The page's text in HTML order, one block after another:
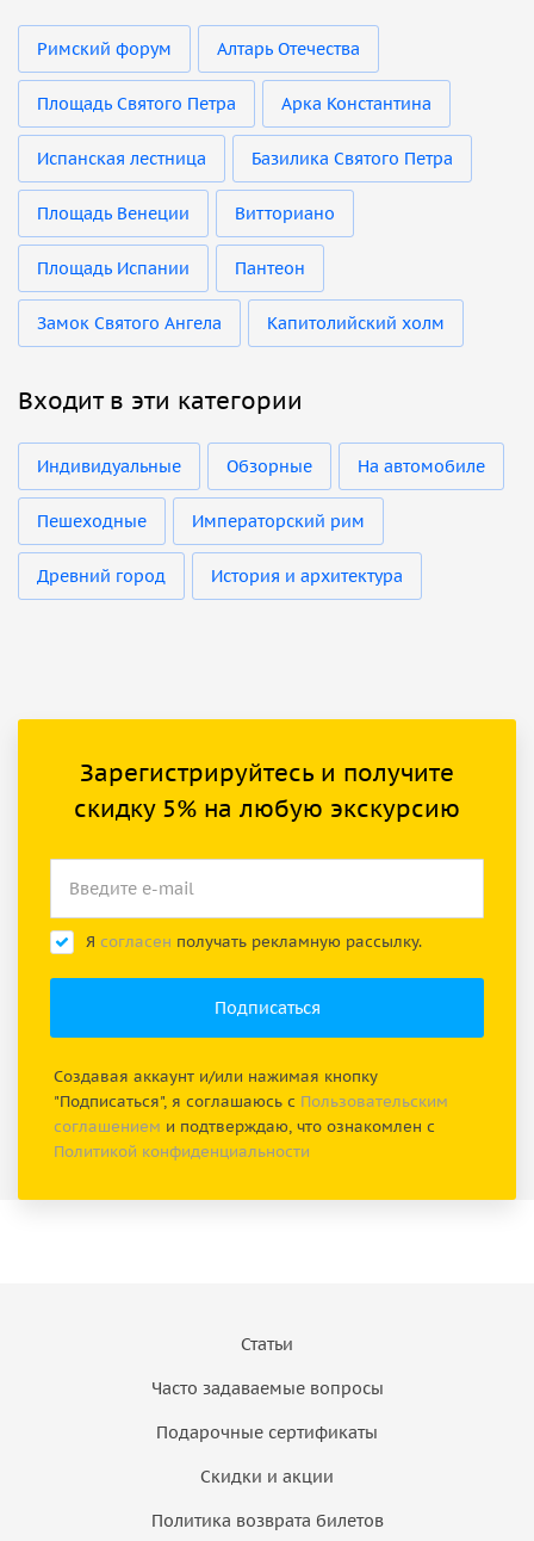
Римский форум Алтарь Отечества
Площадь Святого Петра Арка Константина
Испанская лестница Базилика Святого Петра
Площадь Венеции Витториано
Площадь Испании Пантеон
Замок Святого Ангела Капитолийский холм
Входит в эти категории
Индивидуальные Обзорные На автомобиле
Пешеходные Императорский рим
Древний город История и архитектура
Зарегистрируйтесь и получите
скидку 5% на любую экскурсию
Я согласен получать рекламную рассылку.
Создавая аккаунт и/или нажимая кнопку
"Подписаться", я соглашаюсь с Пользовательским
соглашением и подтверждаю, что ознакомлен с
Политикой конфиденциальности
Статьи
Часто задаваемые вопросы
Подарочные сертификаты
Скидки и акции
Политика возврата билетов